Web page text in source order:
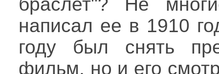
написал ее в 1910
году был снять
фильм, но и его